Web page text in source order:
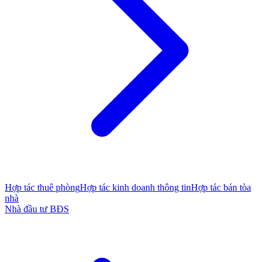
Hợp tác thuê phòngHợp tác kinh doanh thông tinHợp tác bán tòa
nhà
Nhà đầu tư BĐS